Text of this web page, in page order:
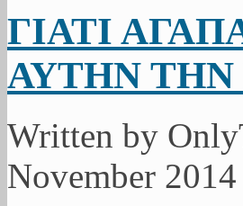
ΓΙΑΤΙ
ΑΥΤΗΝ ΤΗΝ
Written by
November